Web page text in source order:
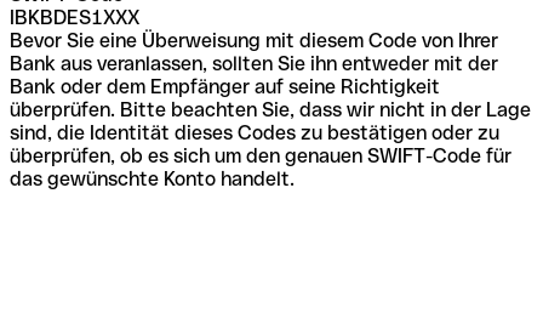
IBKBDES1XXX
Bevor Sie eine Überweisung mit diesem Code von Ihrer
Bank aus veranlassen, sollten Sie ihn entweder mit der
Bank oder dem Empfänger auf seine Richtigkeit
überprüfen. Bitte beachten Sie, dass wir nicht in der Lage
sind, die Identität dieses Codes zu bestätigen oder zu
überprüfen, ob es sich um den genauen SWIFT-Code für
das gewünschte Konto handelt.